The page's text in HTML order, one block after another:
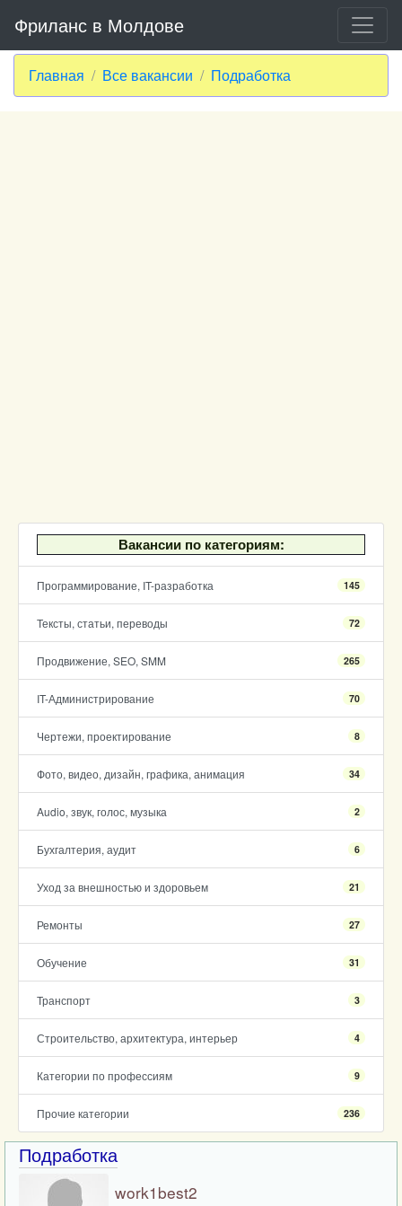
Фриланс в Молдове
Главная Все вакансии Подработка
Вакансии по категориям:
Программирование, IT-разработка 145
Тексты, статьи, переводы 72
Продвижение, SEO, SMM 265
IT-Администрирование 70
Чертежи, проектирование 8
Фото, видео, дизайн, графика, анимация 34
Audio, звук, голос, музыка 2
Бухгалтерия, аудит 6
Уход за внешностью и здоровьем 21
Ремонты 27
Обучение 31
Транспорт 3
Строительство, архитектура, интерьер 4
Категории по профессиям 9
Прочие категории 236
Подработка
work1best2